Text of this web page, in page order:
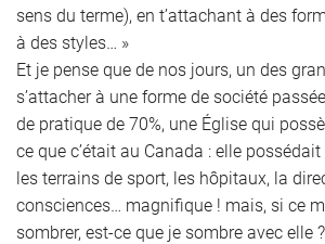
sens du terme), en t’attachant à des
à des styles… »
Et je pense que de nos jours, un des
s’attacher à une forme de société
de pratique de 70%, une Église qui
ce que c’était au Canada : elle
les terrains de sport, les hôpitaux, la
consciences… magnifique ! mais, si ce
sombrer, est-ce que je sombre avec elle ?